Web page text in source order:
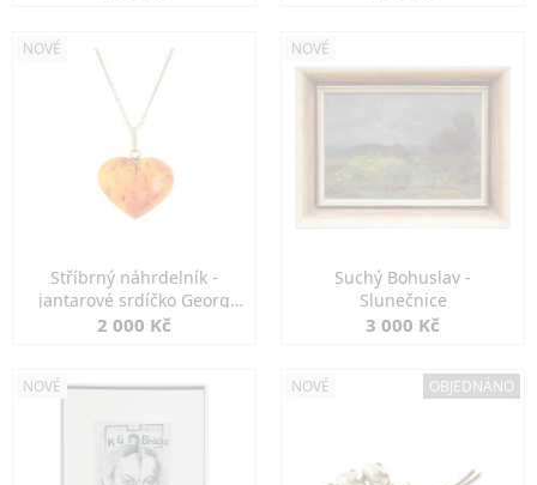
NOVÉ
Stříbrný náhrdelník -
jantarové srdíčko Georg
Kramer
2 000 Kč
NOVÉ
Suchý Bohuslav -
Slunečnice
3 000 Kč
NOVÉ NOVÉ OBJEDNÁNO